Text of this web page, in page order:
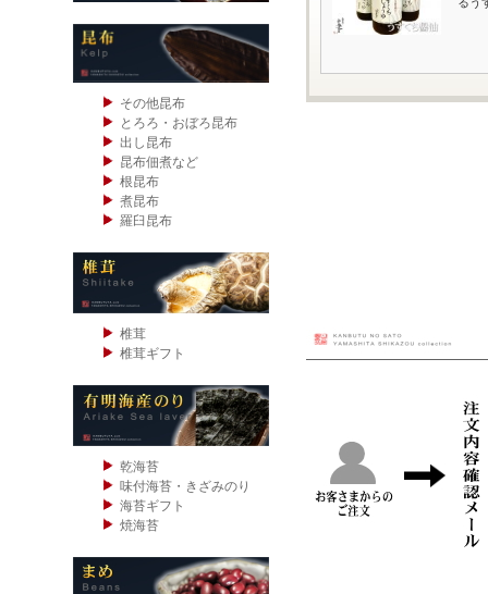
その他昆布
とろろ・おぼろ昆布
出し昆布
昆布佃煮など
根昆布
煮昆布
羅臼昆布
椎茸
椎茸ギフト
乾海苔
味付海苔・きざみのり
海苔ギフト
焼海苔